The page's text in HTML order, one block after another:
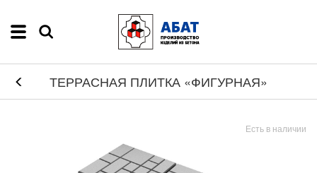
ТЕРРАСНАЯ ПЛИТКА «ФИГУРНАЯ»
Есть в наличии